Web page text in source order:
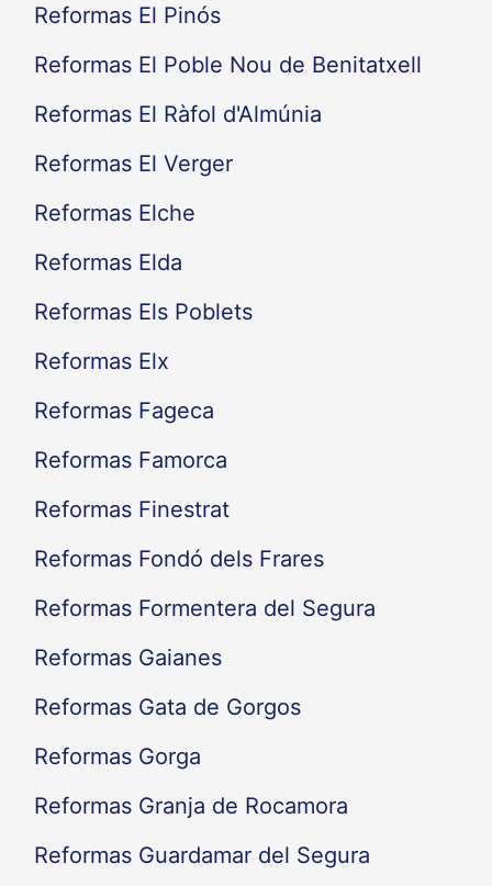
Reformas El Pinós
Reformas El Poble Nou de Benitatxell
Reformas El Ràfol d'Almúnia
Reformas El Verger
Reformas Elche
Reformas Elda
Reformas Els Poblets
Reformas Elx
Reformas Fageca
Reformas Famorca
Reformas Finestrat
Reformas Fondó dels Frares
Reformas Formentera del Segura
Reformas Gaianes
Reformas Gata de Gorgos
Reformas Gorga
Reformas Granja de Rocamora
Reformas Guardamar del Segura